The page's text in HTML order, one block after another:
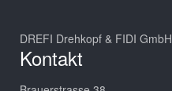
DREFI Drehkopf & FIDI GmbH
Kontakt